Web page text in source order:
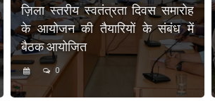
ज़िला स्तरीय स्वतंत्रता दिवस समारोह
के आयोजन की तैयारियों के संबंध में
बैठक आयोजित
0